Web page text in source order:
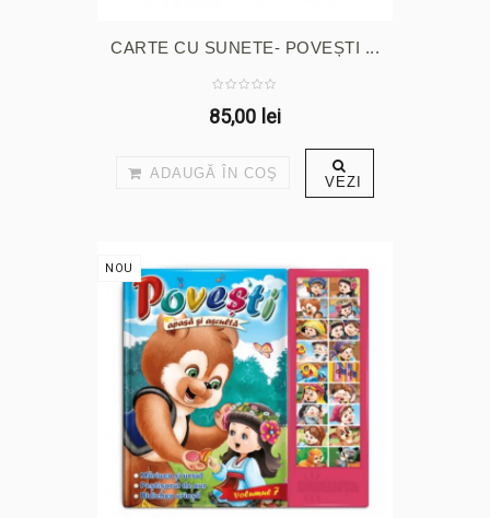
CARTE CU SUNETE- POVEȘTI ...
85,00 lei
ADAUGĂ ÎN COŞ VEZI
NOU